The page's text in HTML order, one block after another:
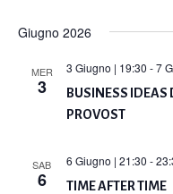
Giugno 2026
MER
3
BUSINESS IDEAS
PROVOST
3 Giugno | 19:30 -7
SAB
6 TIME AFTER TIME
6 Giugno | 21:30 -